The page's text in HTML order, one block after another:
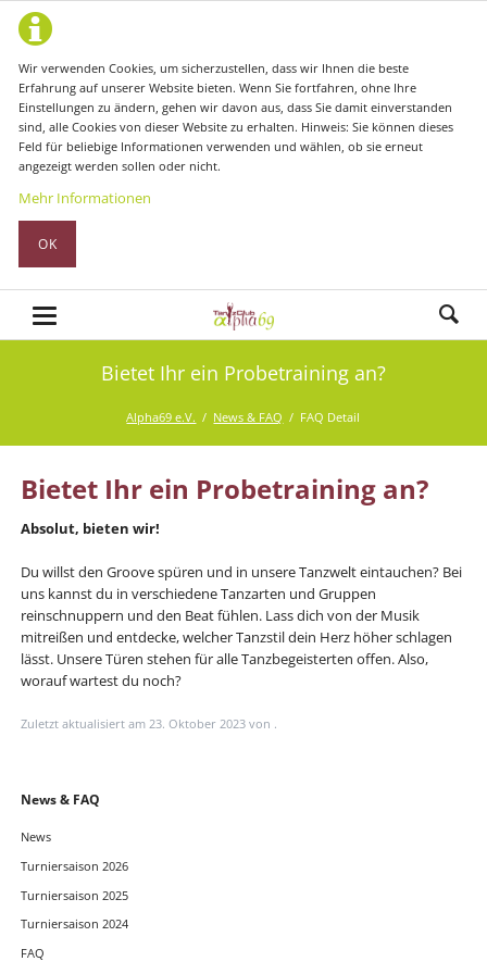
Wir verwenden Cookies, um sicherzustellen, dass wir Ihnen die beste
Erfahrung auf unserer Website bieten. Wenn Sie fortfahren, ohne Ihre
Einstellungen zu ändern, gehen wir davon aus, dass Sie damit einverstanden
sind, alle Cookies von dieser Website zu erhalten. Hinweis: Sie können dieses
Feld für beliebige Informationen verwenden und wählen, ob sie erneut
angezeigt werden sollen oder nicht.
Mehr Informationen
OK
Bietet Ihr ein Probetraining an?
Alpha69 e.V. News & FAQ FAQ Detail
Bietet Ihr ein Probetraining an?
Absolut, bieten wir!
Du willst den Groove spüren und in unsere Tanzwelt eintauchen? Bei
uns kannst du in verschiedene Tanzarten und Gruppen
reinschnuppern und den Beat fühlen. Lass dich von der Musik
mitreißen und entdecke, welcher Tanzstil dein Herz höher schlagen
lässt. Unsere Türen stehen für alle Tanzbegeisterten offen. Also,
worauf wartest du noch?
Zuletzt aktualisiert am 23. Oktober 2023 von .
Navigation
News & FAQ
News
Turniersaison 2026
Turniersaison 2025
Turniersaison 2024
FAQ